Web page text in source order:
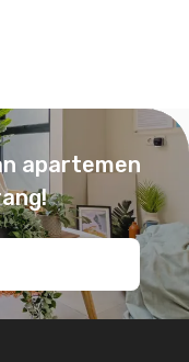
apartemen